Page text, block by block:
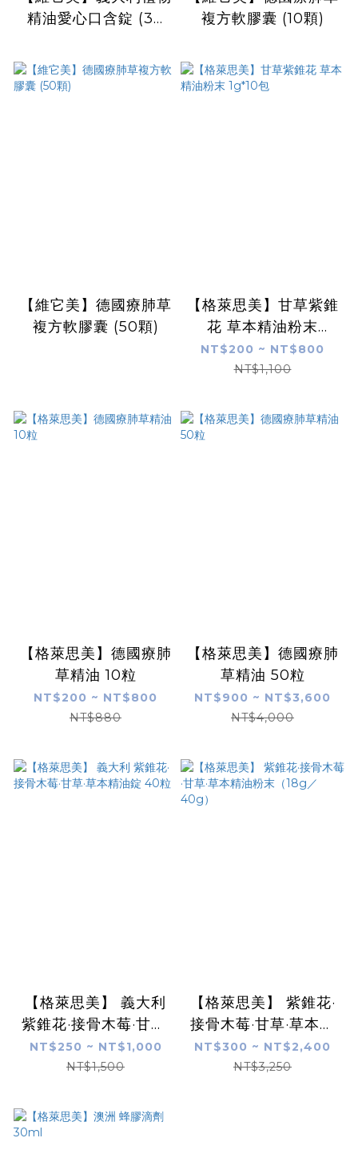
精油愛心口含錠 (30
複方軟膠囊 (10顆)
【維它美】德國療肺草
複方軟膠囊 (50顆)
【格萊思美】甘草紫錐
花 草本精油粉末
1g*10包
NT$200 ~ NT$800
NT$1,100
【格萊思美】德國療肺
草精油 10粒
NT$200 ~ NT$800
NT$880
【格萊思美】德國療肺
草精油 50粒
NT$900 ~ NT$3,600
NT$4,000
【格萊思美】 義大利
紫錐花·接骨木莓·甘草·
草本精油錠 40粒
NT$250 ~ NT$1,000
NT$1,500
【格萊思美】 紫錐花·
接骨木莓·甘草·草本精
油粉末（18g／40g）
NT$300 ~ NT$2,400
NT$3,250